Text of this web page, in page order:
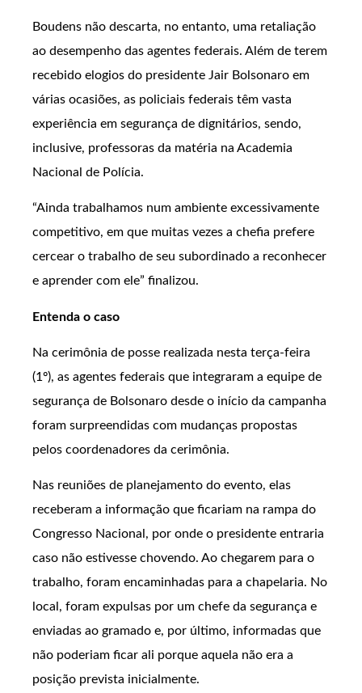
Boudens não descarta, no entanto, uma retaliação
ao desempenho das agentes federais. Além de terem
recebido elogios do presidente Jair Bolsonaro em
várias ocasiões, as policiais federais têm vasta
experiência em segurança de dignitários, sendo,
inclusive, professoras da matéria na Academia
Nacional de Polícia.
“Ainda trabalhamos num ambiente excessivamente
competitivo, em que muitas vezes a chefia prefere
cercear o trabalho de seu subordinado a reconhecer
e aprender com ele” finalizou.
Entenda o caso
Na cerimônia de posse realizada nesta terça-feira
(1º), as agentes federais que integraram a equipe de
segurança de Bolsonaro desde o início da campanha
foram surpreendidas com mudanças propostas
pelos coordenadores da cerimônia.
Nas reuniões de planejamento do evento, elas
receberam a informação que ficariam na rampa do
Congresso Nacional, por onde o presidente entraria
caso não estivesse chovendo. Ao chegarem para o
trabalho, foram encaminhadas para a chapelaria. No
local, foram expulsas por um chefe da segurança e
enviadas ao gramado e, por último, informadas que
não poderiam ficar ali porque aquela não era a
posição prevista inicialmente.